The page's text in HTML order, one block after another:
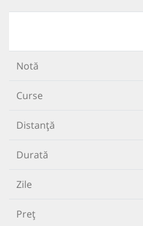
Notă
Curse
Distanță
Durată
Zile
Preț